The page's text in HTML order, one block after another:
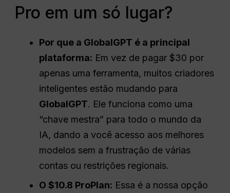
Pro em um só lugar?
Por que a GlobalGPT é a principal
plataforma: Em vez de pagar $30 por
apenas uma ferramenta, muitos criadores
inteligentes estão mudando para
GlobalGPT. Ele funciona como uma
“chave mestra” para todo o mundo da
IA, dando a você acesso aos melhores
modelos sem a frustração de várias
contas ou restrições regionais.
O $10.8 ProPlan: Essa é a nossa opção